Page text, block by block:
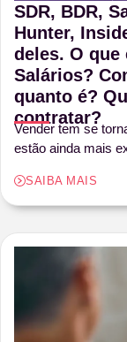
SDR, BDR,
Hunter,
deles. O que
Salários?
quanto é?
contratar?
Vender tem se
estão ainda mais
SAIBA MAIS